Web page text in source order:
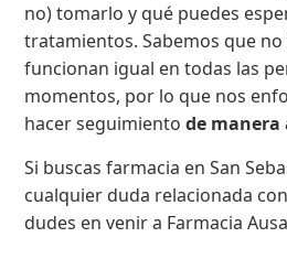
no) tomarlo y qué puedes
tratamientos. Sabemos que
funcionan igual en todas las
momentos, por lo que nos
hacer seguimientode manera
Si buscas farmacia en San
cualquier duda relacionada
dudes en venir a Farmacia